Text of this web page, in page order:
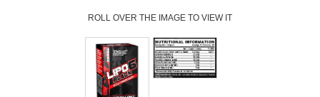
ROLL OVER THE IMAGE TO VIEW IT